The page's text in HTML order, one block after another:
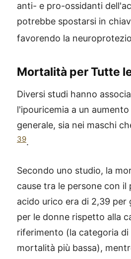
anti- e pro-ossidanti
potrebbe spostarsi in
favorendo la
Mortalità per Tutte
Diversi studi hanno
l'ipouricemia a un
generale, sia nei maschi
39.
Secondo uno studio, la
cause tra le persone con il
acido urico era di 2,39 per
per le donne rispetto alla
riferimento (la categoria
mortalità più bassa),